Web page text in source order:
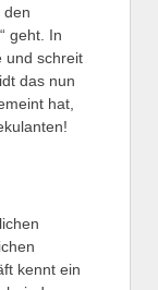
den
geht. In
und schreit
das nun
hat,
kennt ein